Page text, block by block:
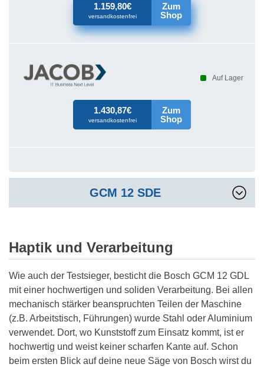
1.159,80€
versandkostenfrei
Zum
Shop
Auf Lager
1.430,87€
versandkostenfrei
Zum
Shop
GCM 12 SDE
Haptik und Verarbeitung
Wie auch der Testsieger, besticht die Bosch GCM 12 GDL
mit einer hochwertigen und soliden Verarbeitung. Bei allen
mechanisch stärker beanspruchten Teilen der Maschine
(z.B. Arbeitstisch, Führungen) wurde Stahl oder Aluminium
verwendet. Dort, wo Kunststoff zum Einsatz kommt, ist er
hochwertig und weist keiner scharfen Kante auf. Schon
beim ersten Blick auf deine neue Säge von Bosch wirst du